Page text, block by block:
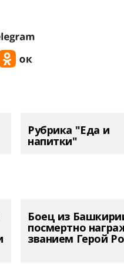
Рубрика "Еда и
напитки"
Боец из
посмертно
званием Герой